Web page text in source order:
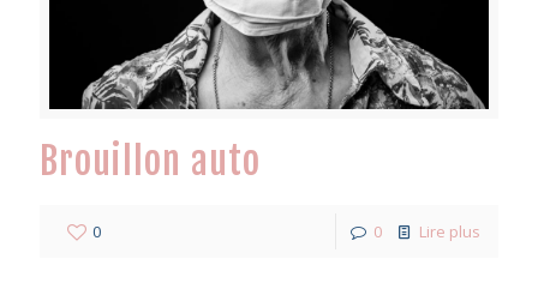
Brouillon auto
0 0 Lire plus